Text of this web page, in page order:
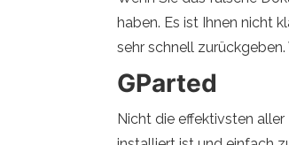
haben. Es ist Ihnen nicht
sehr schnell
GParted
Nicht die effektivsten